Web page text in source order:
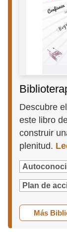
Descubre
este libro
construir
plenitud.
Plan de
Más